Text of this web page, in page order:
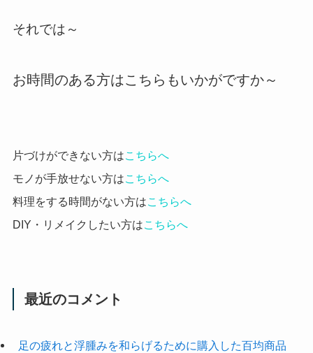
それでは～
お時間のある方はこちらもいかがですか～
片づけができない方はこちらへ
モノが手放せない方はこちらへ
料理をする時間がない方はこちらへ
DIY・リメイクしたい方はこちらへ
最近のコメント
足の疲れと浮腫みを和らげるために購入した百均商品